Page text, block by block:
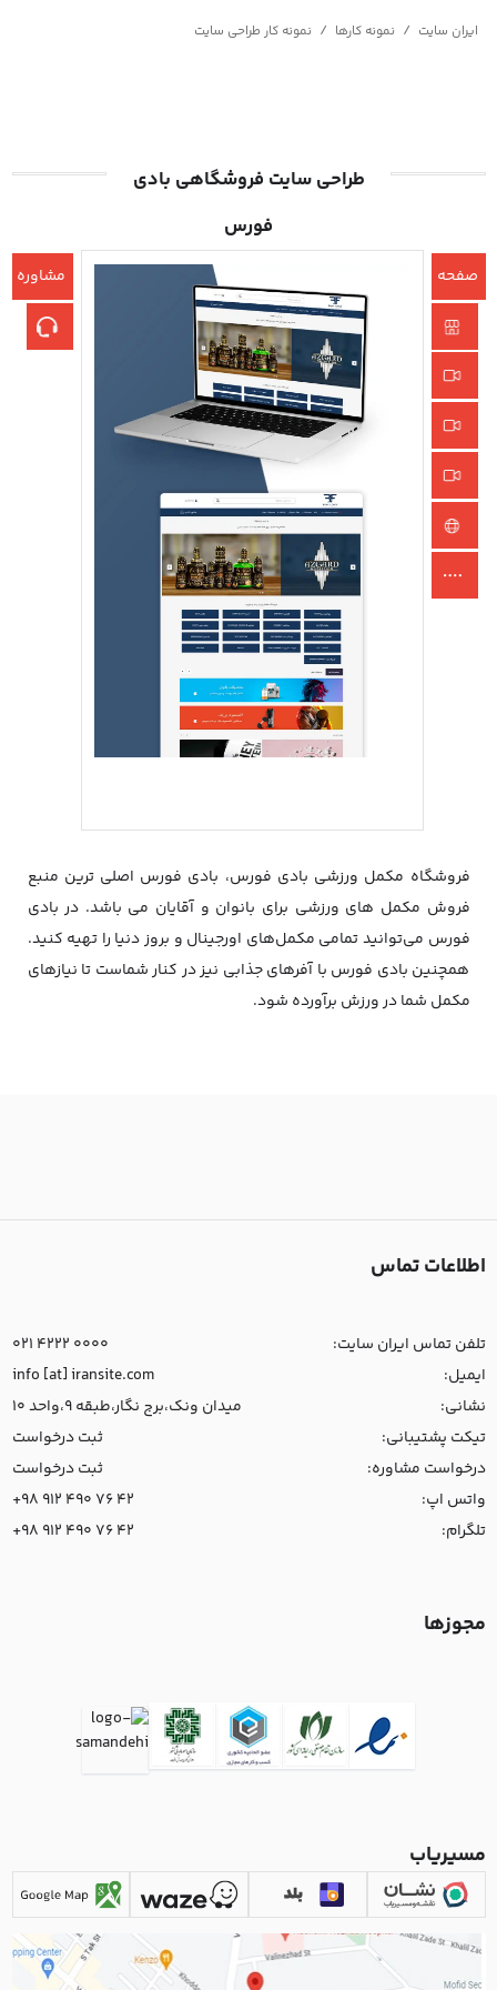
ایران سایت / نمونه کارها / نمونه کار طراحی سایت
طراحی سایت فروشگاهی بادی
فورس
صفحه
اصلی
مشاوره
فروشگاه مکمل ورزشی بادی فورس، بادی فورس اصلی ترین منبع
فروش مکمل های ورزشی برای بانوان و آقایان می باشد. در بادی
فورس می‌توانید تمامی مکمل‌های اورجینال و بروز دنیا را تهیه کنید.
همچنین بادی فورس با آفرهای جذابی نیز در کنار شماست تا نیازهای
مکمل شما در ورزش برآورده شود.
اطلاعات تماس
تلفن تماس ایران سایت:
021 4222 0000
ایمیل:
info [at] iransite.com
نشانی:
میدان ونک،برج نگار،طبقه 9،واحد 10
تیکت پشتیبانی:
ثبت درخواست
درخواست مشاوره:
ثبت درخواست
واتس اپ:
+98 912 490 76 42
تلگرام:
+98 912 490 76 42
مجوزها
مسیریاب